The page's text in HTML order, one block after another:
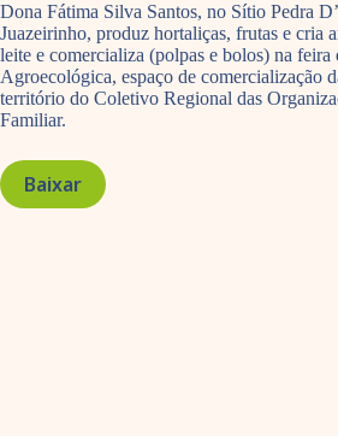
Dona Fátima Silva Santos, no Sítio Pedra
Juazeirinho, produz hortaliças, frutas e cria
leite e comercializa (polpas e bolos) na feira
Agroecológica, espaço de comercialização
território do Coletivo Regional das
Familiar.
Baixar